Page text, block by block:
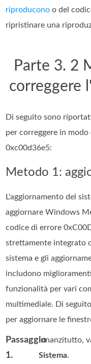
riproducono o del
ripristinare una
Parte 3. 2
correggere
Di seguito sono
per correggere in
0xc00d36e5:
Metodo 1:
L'aggiornamento del
aggiornare Windows
codice di errore
strettamente integrato
sistema e gli
includono
funzionalità per vari
multimediale. Di
per aggiornare le
Passaggio
1.
Innanzitutto,
Sistema.